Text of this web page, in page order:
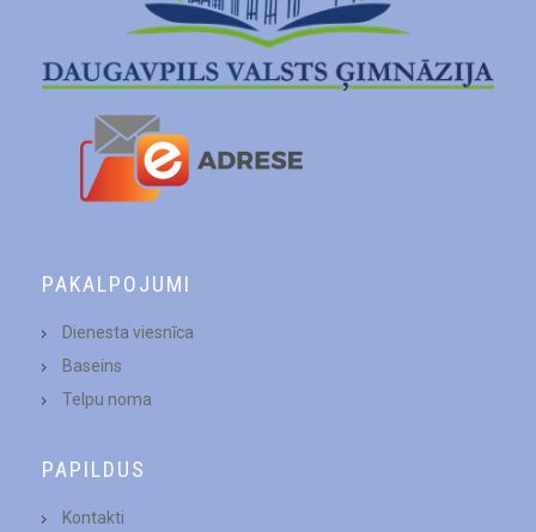
PAKALPOJUMI
Dienesta viesnīca
Baseins
Telpu noma
PAPILDUS
Kontakti